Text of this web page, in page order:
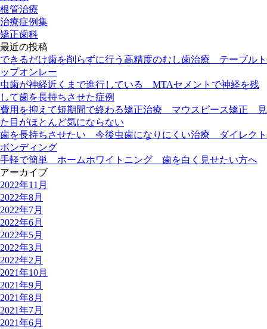
根管治療
治療症例集
矯正歯科
最近の投稿
できるだけ歯を削らずに行う高精度のむし歯治療 テーブルト
ップオンレー
虫歯が神経近くまで進行している MTAセメントで神経を残
して歯を長持ちさせた症例
費用を抑えて短期間で終わる矯正治療 マウスピース矯正 見
た目がほとんど気にならない
歯を長持ちさせたい 今後虫歯になりにくい治療 ダイレクト
ボンディング
手軽で簡単 ホームホワイトニング 歯を白く見せたい方へ
アーカイブ
2022年11月
2022年8月
2022年7月
2022年6月
2022年5月
2022年3月
2022年2月
2021年10月
2021年9月
2021年8月
2021年7月
2021年6月